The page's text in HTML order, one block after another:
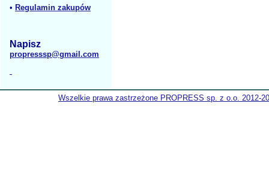
• Regulamin zakupów
Napisz
propresssp@gmail.com
Wszelkie prawa zastrzeżone PROPRESS sp. z o.o. 2012-